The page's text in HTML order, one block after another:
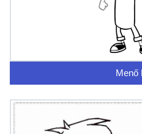
Menő